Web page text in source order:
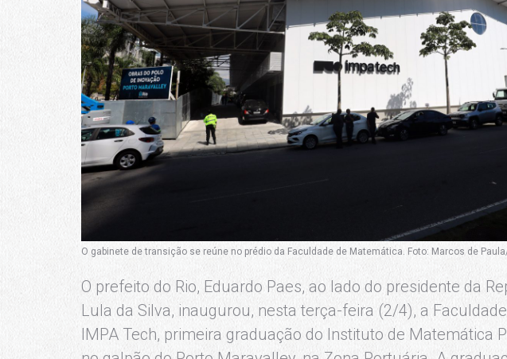
O gabinete de transição se reúne no prédio da Faculdade de Matemática. Foto: Marcos de
O prefeito do Rio, Eduardo Paes, ao lado do presidente da
Lula da Silva, inaugurou, nesta terça-feira (2/4), a
IMPA Tech, primeira graduação do Instituto de Matemática